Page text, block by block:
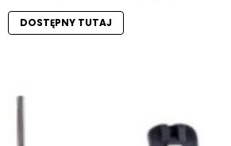
DOSTĘPNY TUTAJ